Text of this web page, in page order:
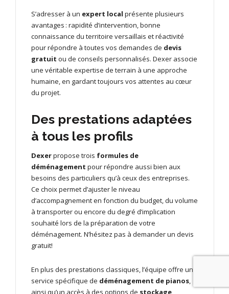
S’adresser à un expert local présente plusieurs
avantages : rapidité d’intervention, bonne
connaissance du territoire versaillais et réactivité
pour répondre à toutes vos demandes de devis
gratuit ou de conseils personnalisés. Dexer associe
une véritable expertise de terrain à une approche
humaine, en gardant toujours vos attentes au cœur
du projet.
Des prestations adaptées
à tous les profils
Dexerpropose trois formules de
déménagement pour répondre aussi bien aux
besoins des particuliers qu’à ceux des entreprises.
Ce choix permet d’ajuster le niveau
d’accompagnement en fonction du budget, du volume
à transporter ou encore du degré d’implication
souhaité lors de la préparation de votre
déménagement. N’hésitez pas à demander un devis
gratuit!
En plus des prestations classiques, l’équipe offre un
service spécifique de déménagement de pianos,
ainsi qu’un accès à des options de stockage